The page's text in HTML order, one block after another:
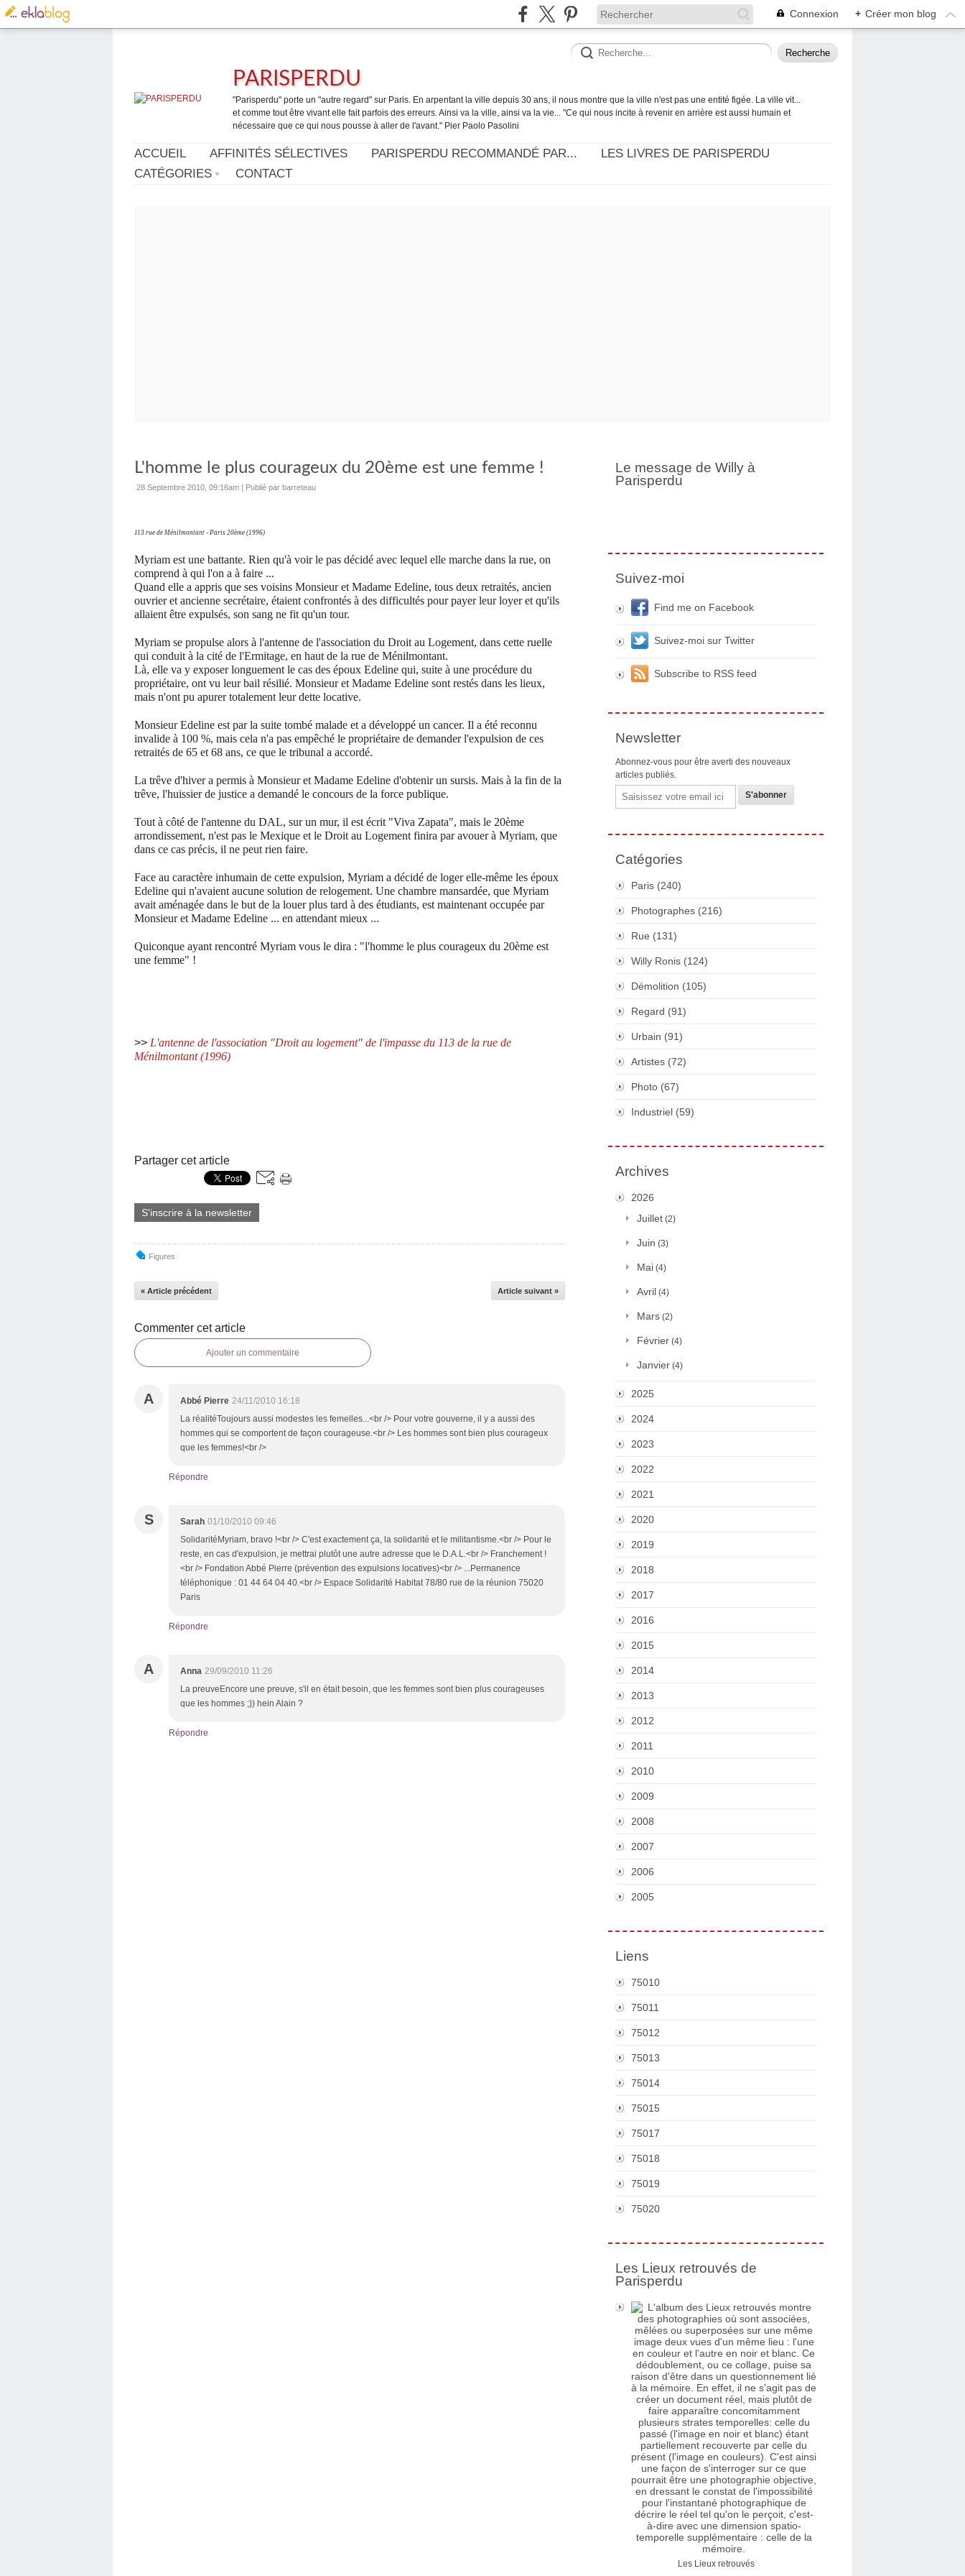
Connexion + Créer mon blog
PARISPERDU
"Parisperdu" porte un "autre regard" sur Paris. En arpentant la ville depuis 30 ans, il nous montre que la ville n'est pas une entité figée. La ville vit...
et comme tout être vivant elle fait parfois des erreurs. Ainsi va la ville, ainsi va la vie... "Ce qui nous incite à revenir en arrière est aussi humain et
nécessaire que ce qui nous pousse à aller de l'avant." Pier Paolo Pasolini
ACCUEIL AFFINITÉS SÉLECTIVES PARISPERDU RECOMMANDÉ PAR...
LES LIVRES DE PARISPERDU
CATÉGORIES
CONTACT
L'homme le plus courageux du 20ème est une femme !
28 Septembre 2010, 09:16am | Publié par barreteau
113 rue de Ménilmontant - Paris 20ème (1996)
Myriam est une battante. Rien qu'à voir le pas décidé avec lequel elle marche dans la rue, on
comprend à qui l'on a à faire ...
Quand elle a appris que ses voisins Monsieur et Madame Edeline, tous deux retraités, ancien
ouvrier et ancienne secrétaire, étaient confrontés à des difficultés pour payer leur loyer et qu'ils
allaient être expulsés, son sang ne fit qu'un tour.
Myriam se propulse alors à l'antenne de l'association du Droit au Logement, dans cette ruelle
qui conduit à la cité de l'Ermitage, en haut de la rue de Ménilmontant.
Là, elle va y exposer longuement le cas des époux Edeline qui, suite à une procédure du
propriétaire, ont vu leur bail résilié. Monsieur et Madame Edeline sont restés dans les lieux,
mais n'ont pu apurer totalement leur dette locative.
Monsieur Edeline est par la suite tombé malade et a développé un cancer. Il a été reconnu
invalide à 100 %, mais cela n'a pas empêché le propriétaire de demander l'expulsion de ces
retraités de 65 et 68 ans, ce que le tribunal a accordé.
La trêve d'hiver a permis à Monsieur et Madame Edeline d'obtenir un sursis. Mais à la fin de la
trêve, l'huissier de justice a demandé le concours de la force publique.
Tout à côté de l'antenne du DAL, sur un mur, il est écrit "Viva Zapata", mais le 20ème
arrondissement, n'est pas le Mexique et le Droit au Logement finira par avouer à Myriam, que
dans ce cas précis, il ne peut rien faire.
Face au caractère inhumain de cette expulsion, Myriam a décidé de loger elle-même les époux
Edeline qui n'avaient aucune solution de relogement. Une chambre mansardée, que Myriam
avait aménagée dans le but de la louer plus tard à des étudiants, est maintenant occupée par
Monsieur et Madame Edeline ... en attendant mieux ...
Quiconque ayant rencontré Myriam vous le dira : "l'homme le plus courageux du 20ème est
une femme" !
>> L'antenne de l'association "Droit au logement" de l'impasse du 113 de la rue de
Ménilmontant (1996)
Partager cet article
S'inscrire à la newsletter
Figures
« Article précédent Article suivant »
Commenter cet article
Ajouter un commentaire
A Abbé Pierre 24/11/2010 16:18
La réalitéToujours aussi modestes les femelles...<br /> Pour votre gouverne, il y a aussi des
hommes qui se comportent de façon courageuse.<br /> Les hommes sont bien plus courageux
que les femmes!<br />
Répondre
S Sarah 01/10/2010 09:46
SolidaritéMyriam, bravo !<br /> C'est exactement ça, la solidarité et le militantisme.<br /> Pour le
reste, en cas d'expulsion, je mettrai plutôt une autre adresse que le D.A.L.<br /> Franchement !
<br /> Fondation Abbé Pierre (prévention des expulsions locatives)<br /> ...Permanence
téléphonique : 01 44 64 04 40.<br /> Espace Solidarité Habitat 78/80 rue de la réunion 75020
Paris
Répondre
A Anna 29/09/2010 11:26
La preuveEncore une preuve, s'il en était besoin, que les femmes sont bien plus courageuses
que les hommes ;)) hein Alain ?
Répondre
Le message de Willy à
Parisperdu
Suivez-moi
Find me on Facebook
Suivez-moi sur Twitter
Subscribe to RSS feed
Newsletter
Abonnez-vous pour être averti des nouveaux
articles publiés.
Email
Catégories
Paris (240)
Photographes (216)
Rue (131)
Willy Ronis (124)
Démolition (105)
Regard (91)
Urbain (91)
Artistes (72)
Photo (67)
Industriel (59)
Archives
2026
Juillet (2)
Juin (3)
Mai (4)
Avril (4)
Mars (2)
Février (4)
Janvier (4)
2025
2024
2023
2022
2021
2020
2019
2018
2017
2016
2015
2014
2013
2012
2011
2010
2009
2008
2007
2006
2005
Liens
75010
75011
75012
75013
75014
75015
75017
75018
75019
75020
Les Lieux retrouvés de
Parisperdu
Les Lieux retrouvés